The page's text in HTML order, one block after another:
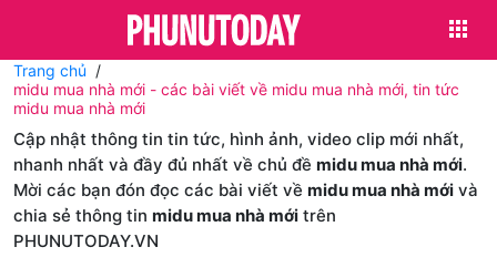
Trang chủ
midu mua nhà mới - các bài viết về midu mua nhà mới, tin tức
midu mua nhà mới
Cập nhật thông tin tin tức, hình ảnh, video clip mới nhất,
nhanh nhất và đầy đủ nhất về chủ đề midu mua nhà mới.
Mời các bạn đón đọc các bài viết về midu mua nhà mới và
chia sẻ thông tin midu mua nhà mới trên
PHUNUTODAY.VN